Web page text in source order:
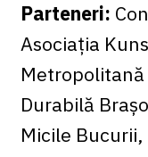
Parteneri:
Asociația
Durabilă
Micile Bucurii,